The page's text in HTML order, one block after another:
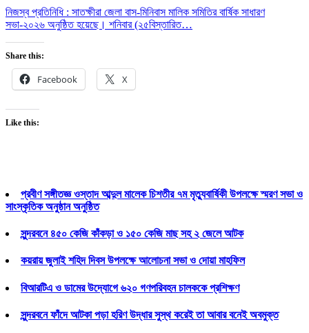
নিজস্ব প্রতিনিধি : সাতক্ষীরা জেলা বাস-মিনিবাস মালিক সমিতির বার্ষিক সাধারণ
সভা-২০২৬ অনুষ্ঠিত হয়েছে। শনিবার (২৫বিস্তারিত…
Share this:
Facebook X
Like this:
প্রবীণ সঙ্গীতজ্ঞ ওস্তাদ আব্দুল মালেক চিশতীর ৭ম মৃত্যুবার্ষিকী উপলক্ষে স্মরণ সভা ও
সাংস্কৃতিক অনুষ্ঠান অনুষ্ঠিত
সুন্দরবনে ৪৫০ কেজি কাঁকড়া ও ১৫০ কেজি মাছ সহ ২ জেলে আটক
কয়রায় জুলাই শহিদ দিবস উপলক্ষে আলোচনা সভা ও দোয়া মাহফিল
বিআরটিএ ও ডামের উদ্যোগে ৬২০ গণপরিবহন চালককে প্রশিক্ষণ
সুন্দরবনে ফাঁদে আটকা পড়া হরিণ উদ্ধার সুস্থ করেই তা আবার বনেই অবমুক্ত